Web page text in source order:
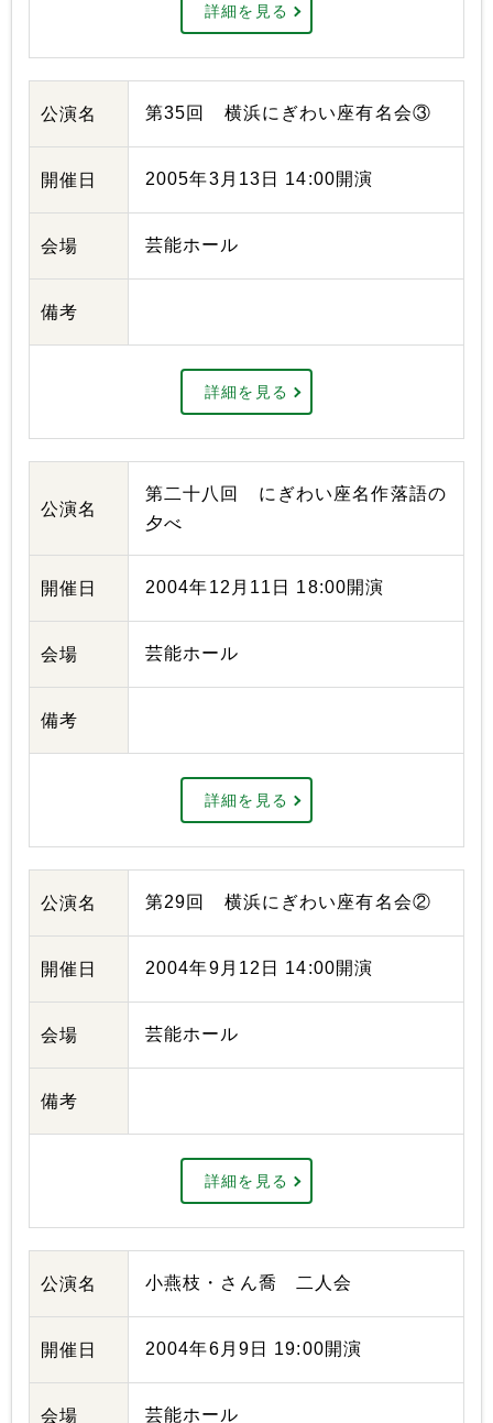
詳細を見る
公演名 第35回 横浜にぎわい座有名会③
開催日 2005年3月13日 14:00開演
会場 芸能ホール
備考
詳細を見る
公演名
第二十八回 にぎわい座名作落語の
夕べ
開催日 2004年12月11日 18:00開演
会場 芸能ホール
備考
詳細を見る
公演名 第29回 横浜にぎわい座有名会②
開催日 2004年9月12日 14:00開演
会場 芸能ホール
備考
詳細を見る
公演名 小燕枝・さん喬 二人会
開催日 2004年6月9日 19:00開演
会場 芸能ホール